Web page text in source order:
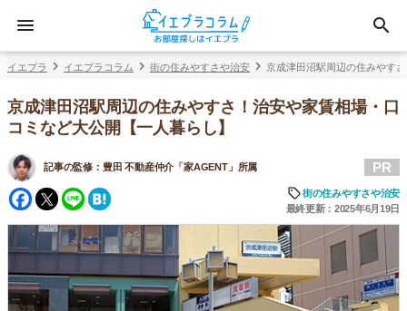
イエプラ イエプラコラム 街の住みやすさや治安 京成津田沼駅周辺の住みやす
京成津田沼駅周辺の住みやすさ！治安や家賃相場・口
コミなど大公開【一人暮らし】
記事の監修： 豊田 不動産仲介「家AGENT」所属
Facebook
Twitter
Line
PR
街の住みやすさや治安
最終更新：2025年6月19日